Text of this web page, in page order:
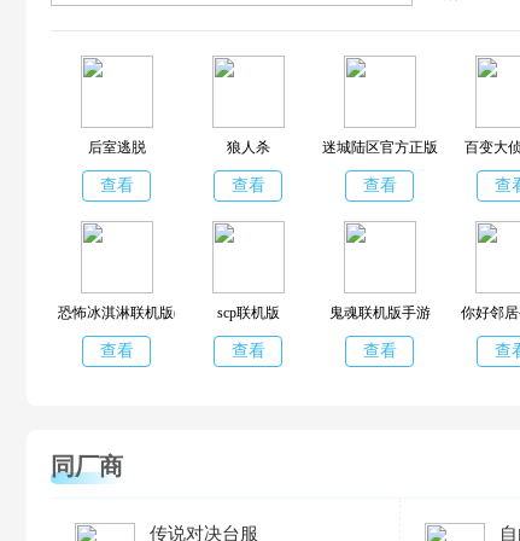
后室逃脱
查看
狼人杀
查看
迷城陆区官方正版
查看
百变大
查
恐怖冰淇淋联机版(多人联机)
查看
scp联机版
查看
鬼魂联机版手游
查看
你好邻
查
同厂商
传说对决台服